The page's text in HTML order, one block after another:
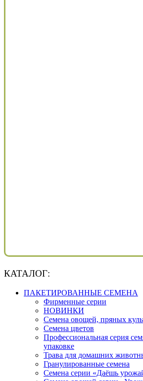
КАТАЛОГ:
ПАКЕТИРОВАННЫЕ СЕМЕНА
Фирменные серии
НОВИНКИ
Семена овощей, пряных
Семена цветов
Профессиональная серия
упаковке
Трава для домашних
Гранулированные семена
Семена серии «Даёшь